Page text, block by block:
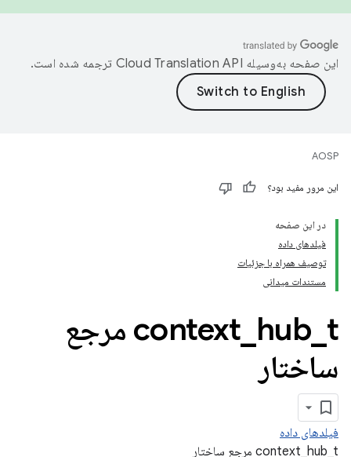
این صفحه به‌وسیله ترجمه شده است.
AOSP
این مرور مفید بود؟
در این صفحه
فیلدهای داده
توصیف همراه با جزئیات
مستندات میدانی
context hub
t مرجع
ساختار
فیلدهای داده
context_hub_t مرجع ساختار